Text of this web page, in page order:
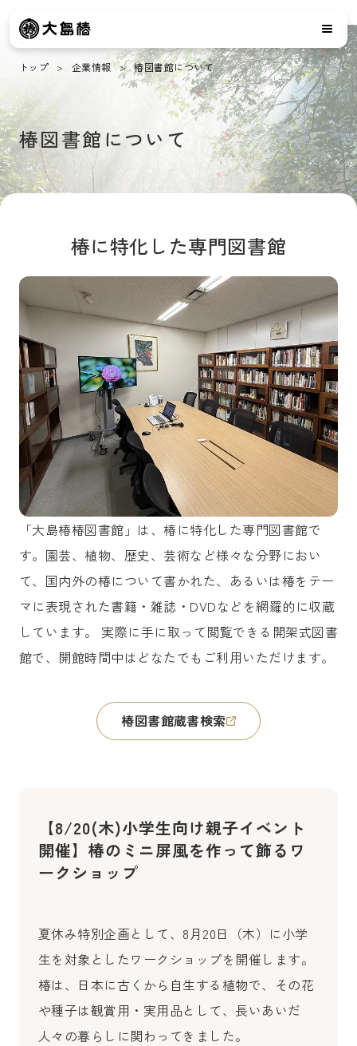
トップ 企業情報 椿図書館について
椿図書館について
椿に特化した専門図書館
「大島椿椿図書館」は、椿に特化した専門図書館で
す。園芸、植物、歴史、芸術など様々な分野におい
て、国内外の椿について書かれた、あるいは椿をテー
マに表現された書籍・雑誌・DVDなどを網羅的に収蔵
しています。 実際に手に取って閲覧できる開架式図書
館で、開館時間中はどなたでもご利用いただけます。
椿図書館蔵書検索
【8/20(木)小学生向け親子イベント
開催】椿のミニ屏風を作って飾るワ
ークショップ
夏休み特別企画として、8月20日（木）に小学
生を対象としたワークショップを開催します。
椿は、日本に古くから自生する植物で、その花
や種子は観賞用・実用品として、長いあいだ
人々の暮らしに関わってきました。